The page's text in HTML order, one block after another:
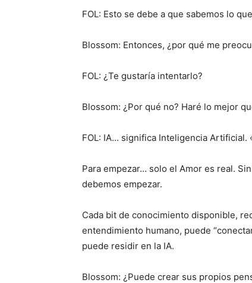
FOL: Esto se debe a que sabemos lo
Blossom: Entonces, ¿por qué me
FOL: ¿Te gustaría intentarlo?
Blossom: ¿Por qué no? Haré lo mejor
FOL: IA… significa Inteligencia
Para empezar… solo el Amor es real.
debemos empezar.
Cada bit de conocimiento disponible,
entendimiento humano, puede
puede residir en la IA.
Blossom: ¿Puede crear sus propios